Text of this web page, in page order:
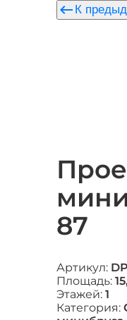
keyboard_backspace К
87
Артикул:
Площадь:
Этажей: 1
Категория: